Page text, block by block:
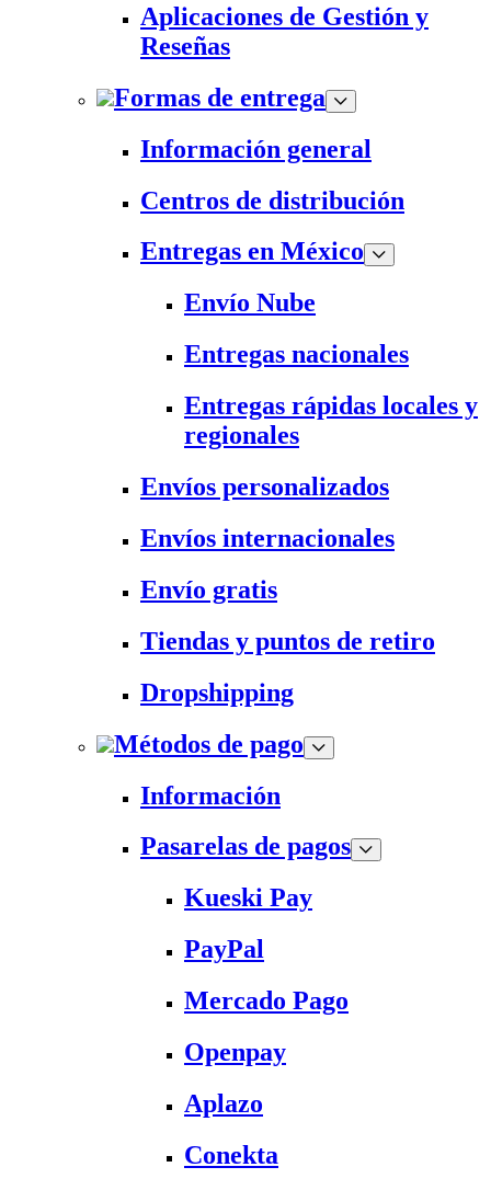
Aplicaciones de Gestión y
Reseñas
Formas de entrega
Información general
Centros de distribución
Entregas en México
Envío Nube
Entregas nacionales
Entregas rápidas locales y
regionales
Envíos personalizados
Envíos internacionales
Envío gratis
Tiendas y puntos de retiro
Dropshipping
Métodos de pago
Información
Pasarelas de pagos
Kueski Pay
PayPal
Mercado Pago
Openpay
Aplazo
Conekta